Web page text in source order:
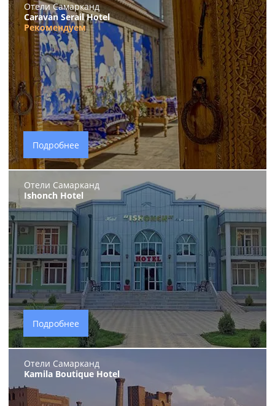
Отели Самарканд
Caravan Serail Hotel
Рекомендуем
Подробнее
Отели Самарканд
Ishonch Hotel
Подробнее
Отели Самарканд
Kamila Boutique Hotel